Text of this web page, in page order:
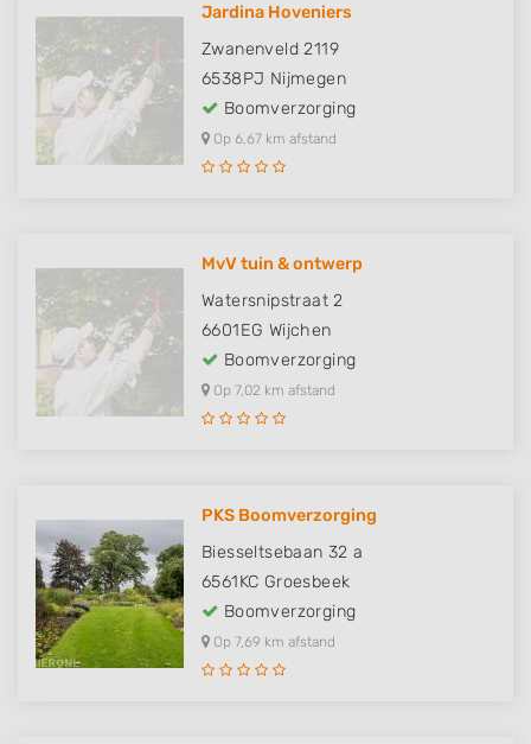
Jardina Hoveniers
Zwanenveld 2119
6538PJ Nijmegen
Boomverzorging
Op 6,67 km afstand
MvV tuin & ontwerp
Watersnipstraat 2
6601EG Wijchen
Boomverzorging
Op 7,02 km afstand
PKS Boomverzorging
Biesseltsebaan 32 a
6561KC Groesbeek
Boomverzorging
Op 7,69 km afstand